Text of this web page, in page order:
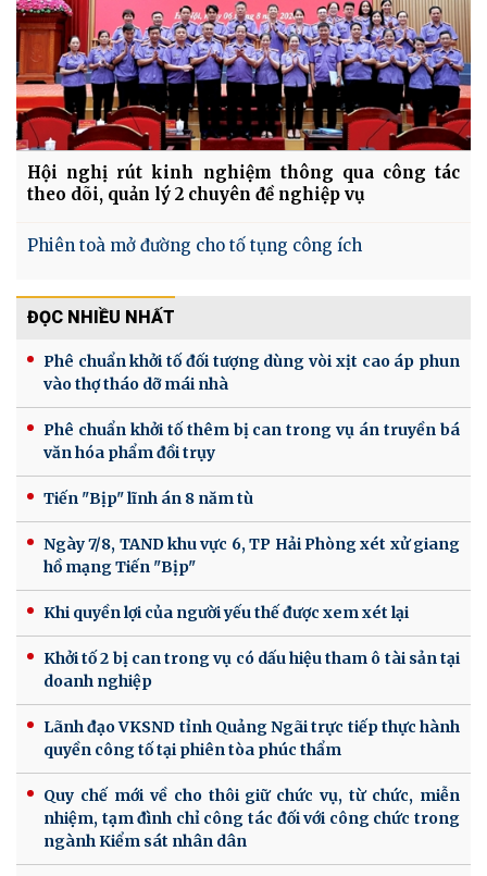
Hội nghị rút kinh nghiệm thông qua công tác
theo dõi, quản lý 2 chuyên đề nghiệp vụ
Phiên toà mở đường cho tố tụng công ích
ĐỌC NHIỀU NHẤT
Phê chuẩn khởi tố đối tượng dùng vòi xịt cao áp phun
vào thợ tháo dỡ mái nhà
Phê chuẩn khởi tố thêm bị can trong vụ án truyền bá
văn hóa phẩm đồi trụy
Tiến "Bịp" lĩnh án 8 năm tù
Ngày 7/8, TAND khu vực 6, TP Hải Phòng xét xử giang
hồ mạng Tiến "Bịp"
Khi quyền lợi của người yếu thế được xem xét lại
Khởi tố 2 bị can trong vụ có dấu hiệu tham ô tài sản tại
doanh nghiệp
Lãnh đạo VKSND tỉnh Quảng Ngãi trực tiếp thực hành
quyền công tố tại phiên tòa phúc thẩm
Quy chế mới về cho thôi giữ chức vụ, từ chức, miễn
nhiệm, tạm đình chỉ công tác đối với công chức trong
ngành Kiểm sát nhân dân